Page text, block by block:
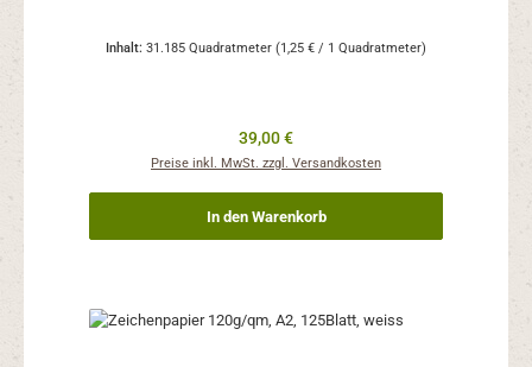
Inhalt: 31.185 Quadratmeter (1,25 € / 1 Quadratmeter)
Regulärer Preis:
39,00 €
Preise inkl. MwSt. zzgl. Versandkosten
In den Warenkorb